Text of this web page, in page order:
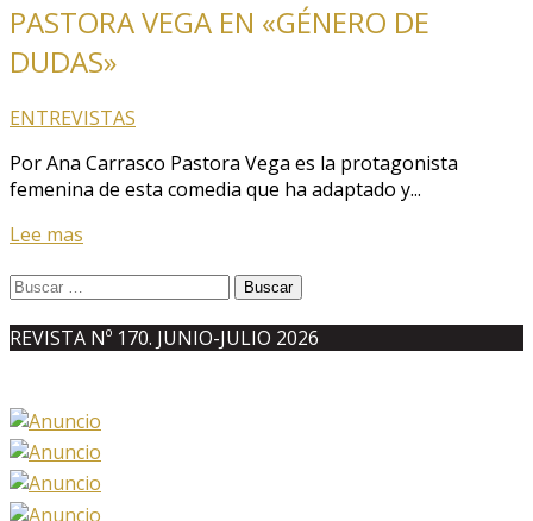
PASTORA VEGA EN «GÉNERO DE
DUDAS»
ENTREVISTAS
Por Ana Carrasco Pastora Vega es la protagonista
femenina de esta comedia que ha adaptado y...
Lee mas
Buscar:
REVISTA Nº 170. JUNIO-JULIO 2026